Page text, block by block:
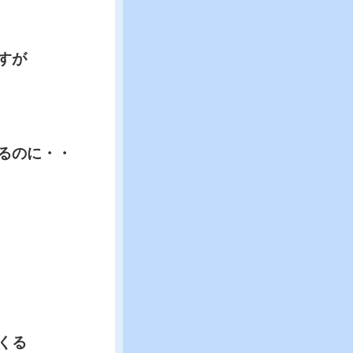
が
のに・・
る